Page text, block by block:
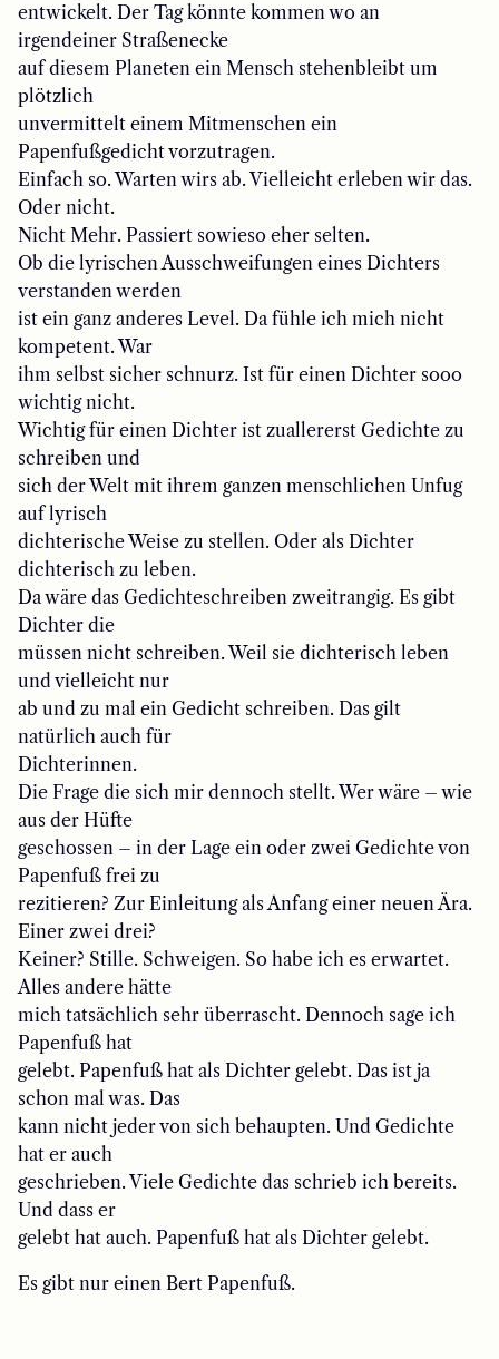
entwickelt. Der Tag könnte kommen wo an
irgendeiner Straßenecke
auf diesem Planeten ein Mensch stehenbleibt um
plötzlich
unvermittelt einem Mitmenschen ein
Papenfußgedicht vorzutragen.
Einfach so. Warten wirs ab. Vielleicht erleben wir das.
Oder nicht.
Nicht Mehr. Passiert sowieso eher selten.
Ob die lyrischen Ausschweifungen eines Dichters
verstanden werden
ist ein ganz anderes Level. Da fühle ich mich nicht
kompetent. War
ihm selbst sicher schnurz. Ist für einen Dichter sooo
wichtig nicht.
Wichtig für einen Dichter ist zuallererst Gedichte zu
schreiben und
sich der Welt mit ihrem ganzen menschlichen Unfug
auf lyrisch
dichterische Weise zu stellen. Oder als Dichter
dichterisch zu leben.
Da wäre das Gedichteschreiben zweitrangig. Es gibt
Dichter die
müssen nicht schreiben. Weil sie dichterisch leben
und vielleicht nur
ab und zu mal ein Gedicht schreiben. Das gilt
natürlich auch für
Dichterinnen.
Die Frage die sich mir dennoch stellt. Wer wäre – wie
aus der Hüfte
geschossen – in der Lage ein oder zwei Gedichte von
Papenfuß frei zu
rezitieren? Zur Einleitung als Anfang einer neuen Ära.
Einer zwei drei?
Keiner? Stille. Schweigen. So habe ich es erwartet.
Alles andere hätte
mich tatsächlich sehr überrascht. Dennoch sage ich
Papenfuß hat
gelebt. Papenfuß hat als Dichter gelebt. Das ist ja
schon mal was. Das
kann nicht jeder von sich behaupten. Und Gedichte
hat er auch
geschrieben. Viele Gedichte das schrieb ich bereits.
Und dass er
gelebt hat auch. Papenfuß hat als Dichter gelebt.
Es gibt nur einen Bert Papenfuß.